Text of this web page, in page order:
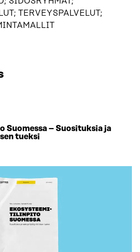
TERVEYSPALVELUT;
Suomessa – Suosituksia ja
tueksi